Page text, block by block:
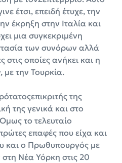
έτσι, επειδή έτυχε, την
έκρηξη στην Ιταλία και
μια συγκεκριμένη
των συνόρων αλλά
στις οποίες ανήκει και η
με την Τουρκία.
της
της γενικά και στο
το τελευταίο
επαφές που είχα και
και ο Πρωθυπουργός με
Νέα Υόρκη στις 20